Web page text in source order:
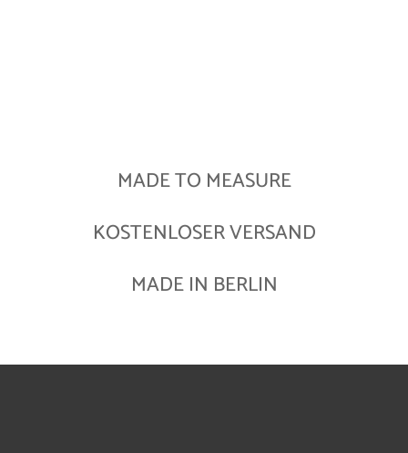
MADE TO MEASURE
KOSTENLOSER VERSAND
MADE IN BERLIN